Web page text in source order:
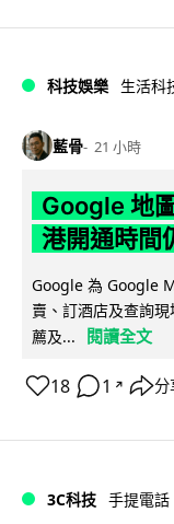
科技娛樂 生活科
藍骨 21 小時
Google 地
港開通時間
Google 為 Google
賣、訂酒店及查詢
薦及...
閱讀全文
18 1 ↗ 分
3C科技 手提電話